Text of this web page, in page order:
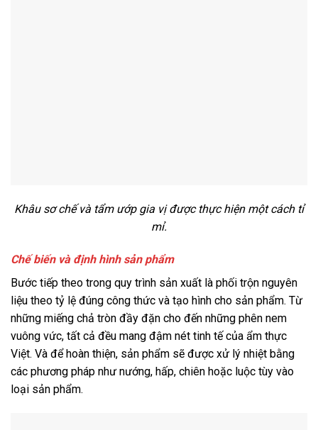
Khâu sơ chế và tẩm ướp gia vị được thực hiện một cách tỉ
mỉ.
Chế biến và định hình sản phẩm
Bước tiếp theo trong quy trình sản xuất là phối trộn nguyên
liệu theo tỷ lệ đúng công thức và tạo hình cho sản phẩm. Từ
những miếng chả tròn đầy đặn cho đến những phên nem
vuông vức, tất cả đều mang đậm nét tinh tế của ẩm thực
Việt. Và để hoàn thiện, sản phẩm sẽ được xử lý nhiệt bằng
các phương pháp như nướng, hấp, chiên hoặc luộc tùy vào
loại sản phẩm.